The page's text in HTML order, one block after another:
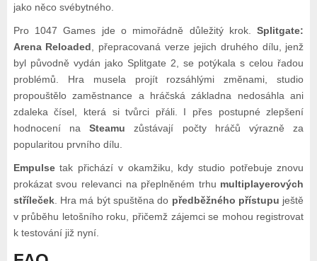
jako něco svébytného.
Pro 1047 Games jde o mimořádně důležitý krok.Splitgate:
Arena Reloaded, přepracovaná verze jejich druhého dílu, jenž
byl původně vydán jako Splitgate 2, se potýkala s celou řadou
problémů. Hra musela projít rozsáhlými změnami, studio
propouštělo zaměstnance a hráčská základna nedosáhla ani
zdaleka čísel, která si tvůrci přáli. I přes postupné zlepšení
hodnocení naSteamu zůstávají počty hráčů výrazně za
popularitou prvního dílu.
Empulsetak přichází v okamžiku, kdy studio potřebuje znovu
prokázat svou relevanci na přeplněném trhu multiplayerových
stříleček. Hra má být spuštěna do předběžného přístupu ještě
v průběhu letošního roku, přičemž zájemci se mohou registrovat
k testování již nyní.